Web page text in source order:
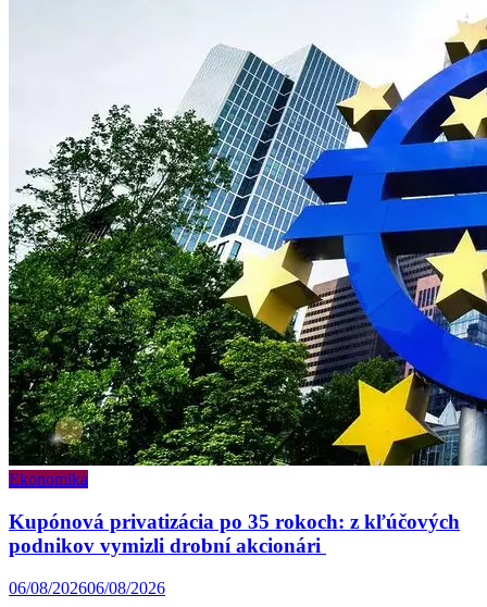
Ekonomika
Kupónová privatizácia po 35 rokoch: z kľúčových
podnikov vymizli drobní akcionári
06/08/202606/08/2026